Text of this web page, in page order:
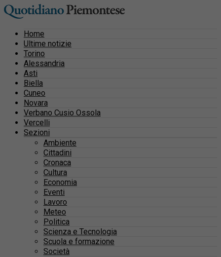
Home
Ultime notizie
Torino
Alessandria
Asti
Biella
Cuneo
Novara
Verbano Cusio Ossola
Vercelli
Sezioni
Ambiente
Cittadini
Cronaca
Cultura
Economia
Eventi
Lavoro
Meteo
Politica
Scienza e Tecnologia
Scuola e formazione
Società